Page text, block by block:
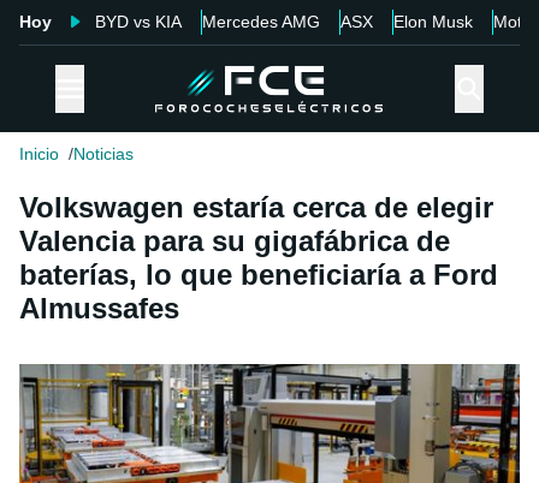
Hoy BYD vs KIA Mercedes AMG ASX Elon Musk Motor
Inicio Noticias
Volkswagen estaría cerca de elegir
Valencia para su gigafábrica de
baterías, lo que beneficiaría a Ford
Almussafes